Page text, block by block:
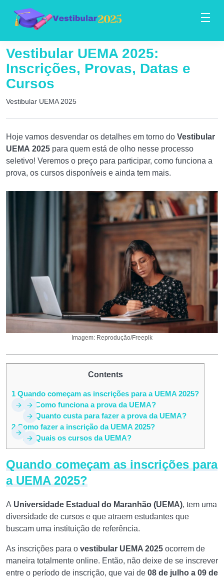
Vestibular UEMA 2025:
Inscrições, Provas, Datas e
Cursos
Vestibular UEMA 2025
Hoje vamos desvendar os detalhes em torno do Vestibular
UEMA 2025 para quem está de olho nesse processo
seletivo! Veremos o preço para participar, como funciona a
prova, os cursos disponíveis e ainda tem mais.
Imagem: Reprodução/Freepik
Contents
1 Quando começam as inscrições para a UEMA 2025?
1.1 Como funciona a prova da UEMA?
1.2 Quanto custa para fazer a prova da UEMA?
2 Como fazer a inscrição da UEMA 2025?
2.1 Quais os cursos da UEMA?
Quando começam as inscrições para
a UEMA 2025?
A Universidade Estadual do Maranhão (UEMA), tem uma
diversidade de cursos e que atraem estudantes que
buscam uma instituição de referência.
As inscrições para o vestibular UEMA 2025 ocorrem de
maneira totalmente online. Então, não deixe de se inscrever
entre o período de inscrição, que vai de 08 de julho a 09 de